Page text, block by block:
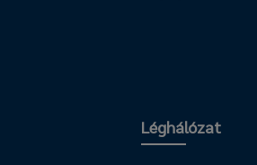
Léghálózat